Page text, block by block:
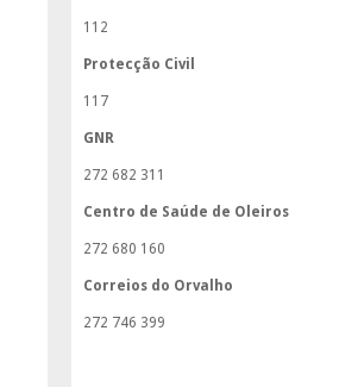
112
Protecção Civil
117
GNR
272 682 311
Centro de Saúde de Oleiros
272 680 160
Correios do Orvalho
272 746 399